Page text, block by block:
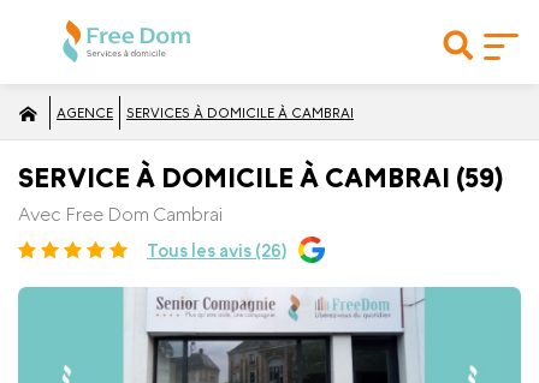
AGENCE SERVICES À DOMICILE À CAMBRAI
SERVICE À DOMICILE À CAMBRAI (59)
Avec Free Dom Cambrai
Tous les avis (26)